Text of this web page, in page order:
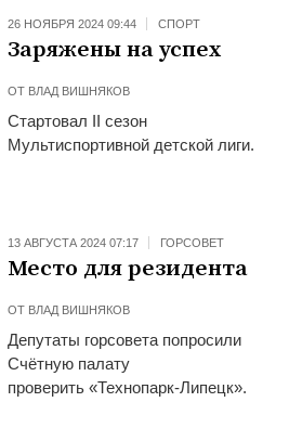
26 НОЯБРЯ 2024 09:44 СПОРТ
Заряжены на успех
ОТ ВЛАД ВИШНЯКОВ
Cтартовал II сезон
Мультиспортивной детской лиги.
13 АВГУСТА 2024 07:17 ГОРСОВЕТ
Место для резидента
ОТ ВЛАД ВИШНЯКОВ
Депутаты горсовета попросили
Счётную палату
проверить «Технопарк-Липецк».